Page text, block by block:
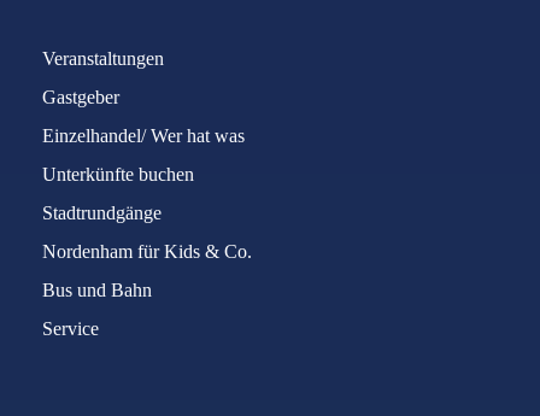
Veranstaltungen
Gastgeber
Einzelhandel/ Wer hat was
Unterkünfte buchen
Stadtrundgänge
Nordenham für Kids & Co.
Bus und Bahn
Service